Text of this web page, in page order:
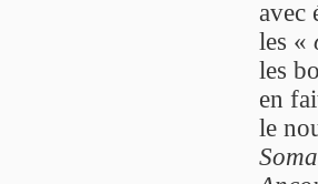
avec
les «
les
en
le